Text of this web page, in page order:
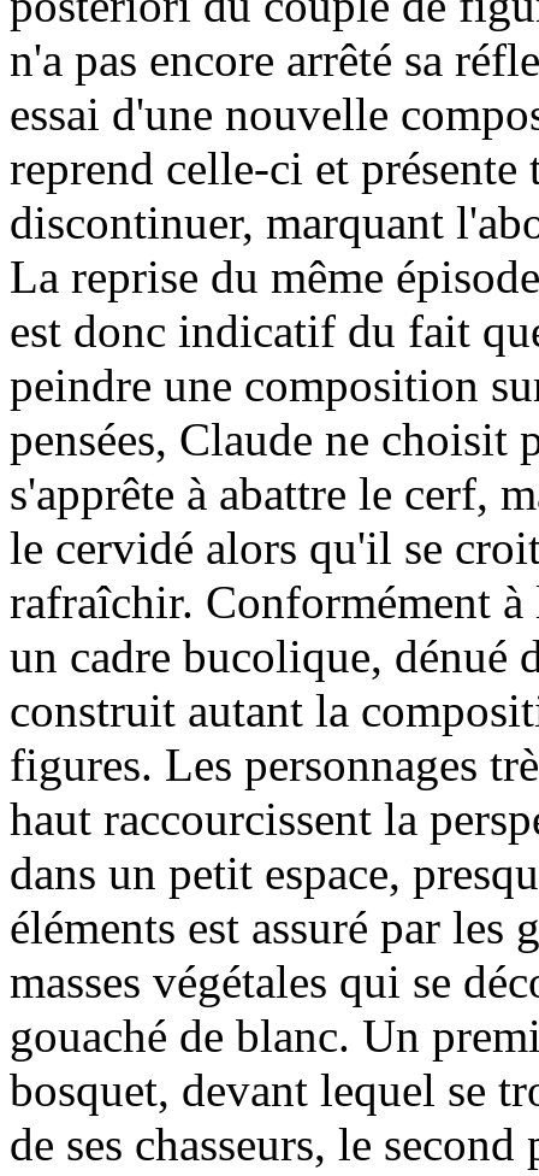
n'a pas encore arrêté sa
essai d'une nouvelle
reprend celle-ci et présente
discontinuer, marquant
La reprise du même
est donc indicatif du fait
peindre une composition
pensées, Claude ne choisit
s'apprête à abattre le cerf,
le cervidé alors qu'il se
rafraîchir. Conformément à
un cadre bucolique, dénué
construit autant la
figures. Les personnages
haut raccourcissent la
dans un petit espace,
éléments est assuré par les
masses végétales qui se
gouaché de blanc. Un
bosquet, devant lequel se
de ses chasseurs, le